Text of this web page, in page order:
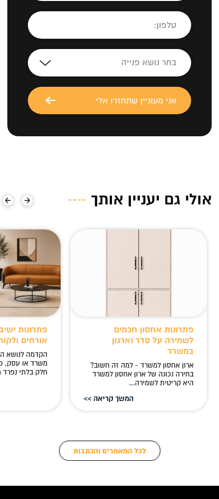
אולי גם יעניין אותך
פתרונות אחסון חכמים
לשמירה על סדר וארגון
במשרד
ארון אחסון למשרד - למה זה חשוב?
בחירה נכונה של ארון אחסון למשרד
היא קריטית לשמירה...
המשך קריאה >>
פתרונות
אורחים
הקדמה לנושא
משרד או עסק,
חלק בלתי נפרד
לכל המאמרים והכתבות